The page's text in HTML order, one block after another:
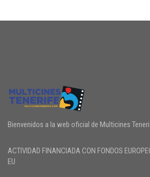
Bienvenidos a la web oficial de Multicines
ACTIVIDAD FINANCIADA CON FONDOS
EU